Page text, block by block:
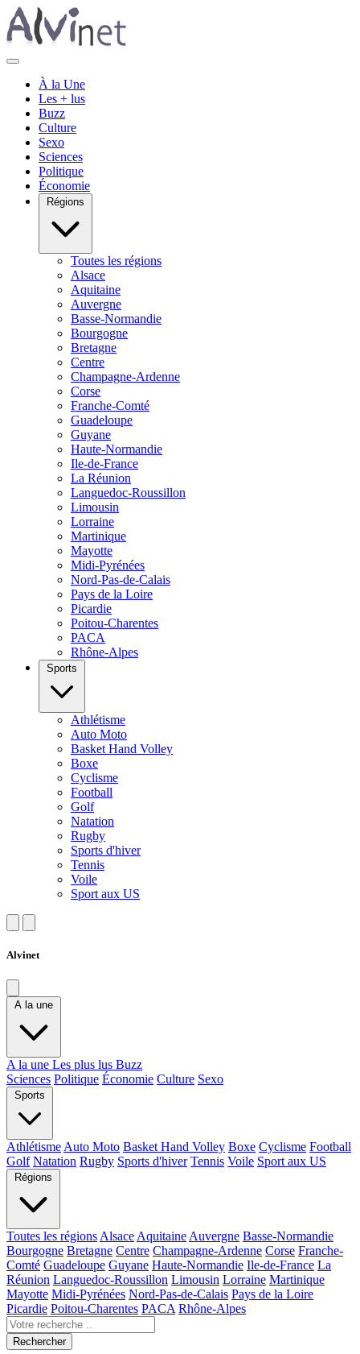
À la Une
Les + lus
Buzz
Culture
Sexo
Sciences
Politique
Économie
Régions
Toutes les régions
Alsace
Aquitaine
Auvergne
Basse-Normandie
Bourgogne
Bretagne
Centre
Champagne-Ardenne
Corse
Franche-Comté
Guadeloupe
Guyane
Haute-Normandie
Ile-de-France
La Réunion
Languedoc-Roussillon
Limousin
Lorraine
Martinique
Mayotte
Midi-Pyrénées
Nord-Pas-de-Calais
Pays de la Loire
Picardie
Poitou-Charentes
PACA
Rhône-Alpes
Sports
Athlétisme
Auto Moto
Basket Hand Volley
Boxe
Cyclisme
Football
Golf
Natation
Rugby
Sports d'hiver
Tennis
Voile
Sport aux US
Alvinet
A la une
A la une Les plus lus Buzz
Sciences Politique Économie Culture Sexo
Sports
Athlétisme Auto Moto Basket Hand Volley Boxe Cyclisme Football
Golf Natation Rugby Sports d'hiver Tennis Voile Sport aux US
Régions
Toutes les régions Alsace Aquitaine Auvergne Basse-Normandie
Bourgogne Bretagne Centre Champagne-Ardenne Corse Franche-
Comté Guadeloupe Guyane Haute-Normandie Ile-de-France La
Réunion Languedoc-Roussillon Limousin Lorraine Martinique
Mayotte Midi-Pyrénées Nord-Pas-de-Calais Pays de la Loire
Picardie Poitou-Charentes PACA Rhône-Alpes
Rechercher